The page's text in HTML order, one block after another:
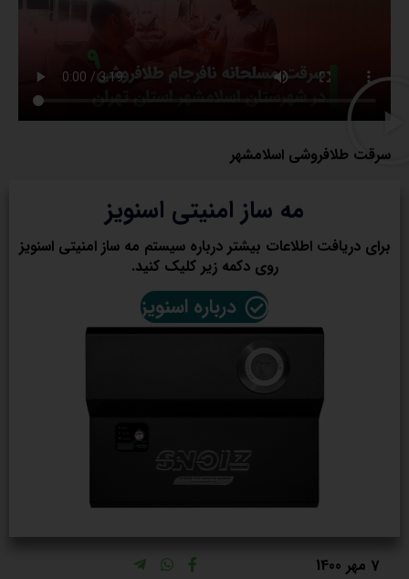
سرقت طلافروشی اسلامشهر
مه ساز امنیتی اسنویز
برای دریافت اطلاعات بیشتر درباره سیستم مه ساز امنیتی اسنویز
روی دکمه زیر کلیک کنید.
درباره اسنویز
7 مهر 1400